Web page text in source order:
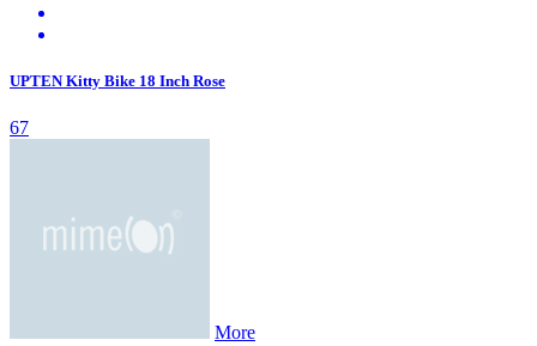
UPTEN Kitty Bike 18 Inch Rose
67
More